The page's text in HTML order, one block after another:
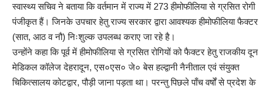
स्वास्थ्य सचिव ने बताया कि वर्तमान में राज्य में 273 हीमोफीलिया से ग्रसित रोगी
पंजीकृत हैं। जिनके उपचार हेतु राज्य सरकार द्वारा आवश्यक हीमोफीलिया फैक्टर
(सात, आठ व नौ) निःशुल्क उपलब्ध कराए जा रहे है।
उन्होंने कहा कि पूर्व में हीमोफीलिया से ग्रसित रोगियों को फैक्टर हेतु राजकीय दून
मेडिकल कॉलेज देहरादून, एस०एस० जे० बेस हल्द्वानी नैनीताल एवं संयुक्त
चिकित्सालय कोटद्वार, पौड़ी जाना पड़ता था। परन्तु पिछले पाँच वर्षों से प्रदेश के